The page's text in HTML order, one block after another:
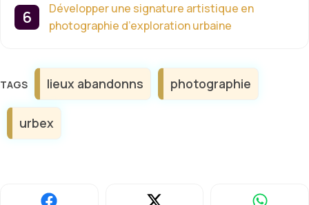
Développer une signature artistique en
photographie d’exploration urbaine
Étiquettes
lieux abandonns photographie
urbex